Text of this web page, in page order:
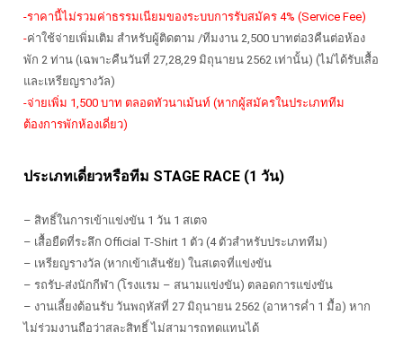
-ราคานี้ไม่รวมค่าธรรมเนียมของระบบการรับสมัคร 4% (Service Fee)
-ค่าใช้จ่ายเพิ่มเติม สำหรับผู้ติดตาม /ทีมงาน 2,500 บาทต่อ3คืนต่อห้อง
พัก 2 ท่าน (เฉพาะคืนวันที่ 27,28,29 มิถุนายน 2562 เท่านั้น) (ไม่ได้รับเสื้อ
และเหรียญรางวัล)
-จ่ายเพิ่ม 1,500 บาท ตลอดทัวนาเม้นท์ (หากผู้สมัครในประเภททีม
ต้องการพักห้องเดี่ยว)
ประเภทเดี่ยวหรือทีม STAGE RACE (1 วัน)
– สิทธิ์ในการเข้าแข่งขัน 1 วัน 1 สเตจ
– เสื้อยืดที่ระลึก Official T-Shirt 1 ตัว (4 ตัวสำหรับประเภททีม)
– เหรียญรางวัล (หากเข้าเส้นชัย) ในสเตจที่แข่งขัน
– รถรับ-ส่งนักกีฬา (โรงแรม – สนามแข่งขัน) ตลอดการแข่งขัน
– งานเลี้ยงต้อนรับ วันพฤหัสที่ 27 มิถุนายน 2562 (อาหารค่ำ 1 มื้อ) หาก
ไม่ร่วมงานถือว่าสละสิทธิ์ ไม่สามารถทดแทนได้